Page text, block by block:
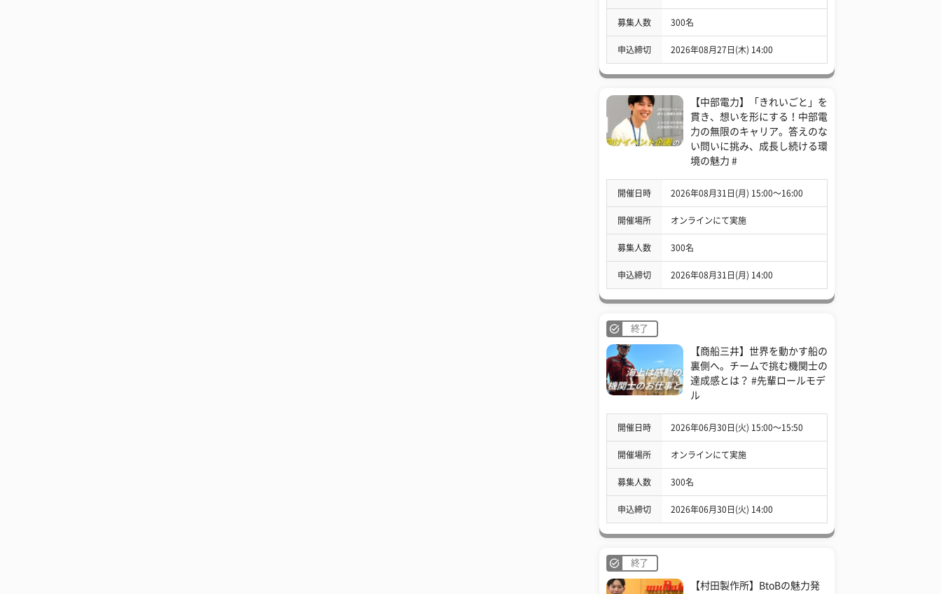
募集人数 300名
申込締切 2026年08月27日(木) 14:00
【中部電力】「きれいごと」を
貫き、想いを形にする！中部電
力の無限のキャリア。答えのな
い問いに挑み、成長し続ける環
境の魅力 #
開催日時 2026年08月31日(月) 15:00〜16:00
開催場所 オンラインにて実施
募集人数 300名
申込締切 2026年08月31日(月) 14:00
終了
【商船三井】世界を動かす船の
裏側へ。チームで挑む機関士の
達成感とは？ #先輩ロールモデ
ル
開催日時 2026年06月30日(火) 15:00〜15:50
開催場所 オンラインにて実施
募集人数 300名
申込締切 2026年06月30日(火) 14:00
終了
【村田製作所】BtoBの魅力発